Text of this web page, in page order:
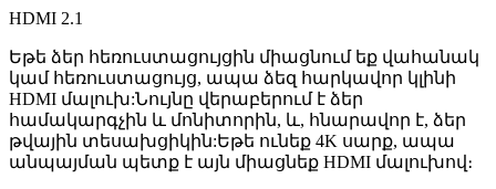
HDMI 2.1
Եթե ​​ձեր հեռուստացույցին միացնում եք վահանակ
կամ հեռուստացույց, ապա ձեզ հարկավոր կլինի
HDMI մալուխ:Նույնը վերաբերում է ձեր
համակարգչին և մոնիտորին, և, հնարավոր է, ձեր
թվային տեսախցիկին:Եթե ​​ունեք 4K սարք, ապա
անպայման պետք է այն միացնեք HDMI մալուխով։